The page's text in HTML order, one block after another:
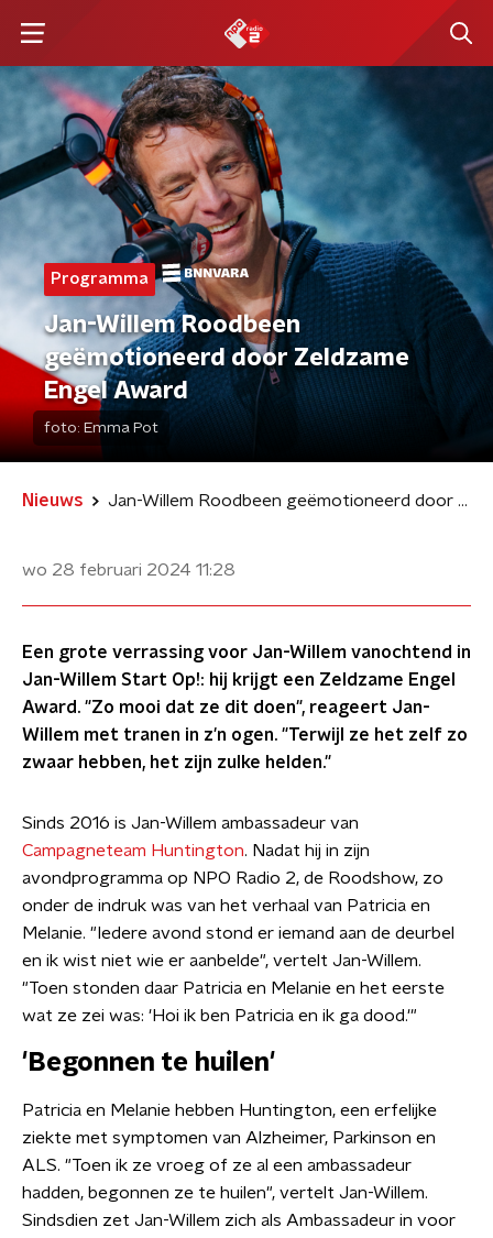
Programma
Jan-Willem Roodbeen
geëmotioneerd door Zeldzame
Engel Award
foto: Emma Pot
Nieuws Jan-Willem Roodbeen geëmotioneerd door Zeldzame Engel Award
wo 28 februari 2024 11:28
Een grote verrassing voor Jan-Willem vanochtend in
Jan-Willem Start Op!: hij krijgt een Zeldzame Engel
Award. "Zo mooi dat ze dit doen", reageert Jan-
Willem met tranen in z'n ogen. "Terwijl ze het zelf zo
zwaar hebben, het zijn zulke helden."
Sinds 2016 is Jan-Willem ambassadeur van
Campagneteam Huntington. Nadat hij in zijn
avondprogramma op NPO Radio 2, de Roodshow, zo
onder de indruk was van het verhaal van Patricia en
Melanie. "Iedere avond stond er iemand aan de deurbel
en ik wist niet wie er aanbelde", vertelt Jan-Willem.
"Toen stonden daar Patricia en Melanie en het eerste
wat ze zei was: 'Hoi ik ben Patricia en ik ga dood.'"
'Begonnen te huilen'
Patricia en Melanie hebben Huntington, een erfelijke
ziekte met symptomen van Alzheimer, Parkinson en
ALS. "Toen ik ze vroeg of ze al een ambassadeur
hadden, begonnen ze te huilen", vertelt Jan-Willem.
Sindsdien zet Jan-Willem zich als Ambassadeur in voor